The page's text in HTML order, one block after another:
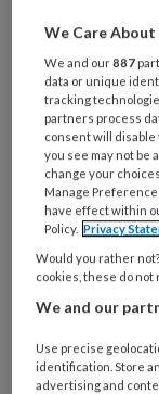
de
Met enige
opgeschrikt
Happy4Kids
kwam
zijn recente
gesteld,
We Care About
We and our887
data or unique
tracking
partners process
consent will disable
you see may not be
change your
Manage
have effect within
Policy. Privacy
Would you rather
cookies, these do not
We and our
Use precise
identification. Store
advertising and